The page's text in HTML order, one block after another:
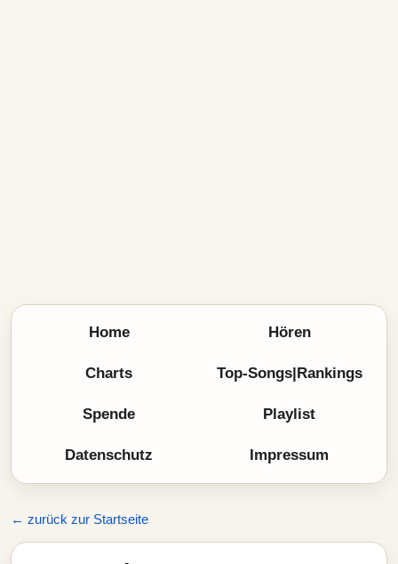
Home Hören
Charts Top-Songs|Rankings
Spende Playlist
Datenschutz Impressum
← zurück zur Startseite